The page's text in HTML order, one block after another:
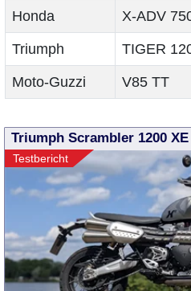
Honda X-ADV
Triumph TIGER
Moto-Guzzi V85 TT
Triumph Scrambler 1200 XE
Testbericht